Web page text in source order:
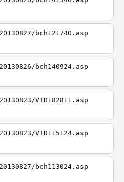
bch121740.asp
bch140924.asp
VID182811.asp
VID115124.asp
bch113024.asp